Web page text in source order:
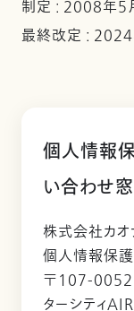
制定 : 2008年5
最終改定 :
個人情報
い合わせ
株式会社カオ
個人情報保
〒107-0052
ターシティ